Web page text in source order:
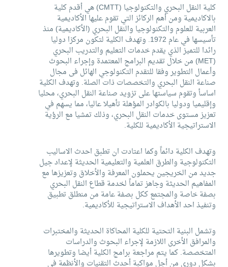
كلية النقل البحري والتكنولوجيا (CMTT) هي أقدم كلية
بالاكاديمية ومن أهم الركائز التي تقوم عليها الأكاديمية
العربية للعلوم والتكنولوجيا والنقل البحري (الأكاديمية) منذ
تأسيسها في عام 1972. وتهدف الكلية لتكون مركزا دوليا
رائدا للتميز الذي يقدم خدمات التعليم والتدريب البحري
(MET) من خلال تقديم البرامج المعتمدة وإجراء البحوث
وأعمال التطوير وفقا للتقدم التكنولوجي الهائل فى مجال
صناعة النقل البحري والتخصصات ذات الصلة. وتهدف الكلية
اساسأ وتقوم سياستها على تزويد صناعة النقل البحري، محليا
وإقليميا ودوليا بالكوادر المؤهلة تأهيلا عاليا، مما يسهم في
تعزيز مستوى خدمات النقل البحري، وذلك تمشيا مع الرؤية
الاستراتيجية الأكاديمية للكلية.
وتهدف الكلية دائماً وكما اعتادت ان تطبق احدث الاساليب
التكنولوجية والطرق العلمية والتعليمية الحديثة لإعداد جيل
جديد من الخريجين يحملون المعرفة والأخلاق وتعزيزها مع
المفاهيم الحديثة وجاهز تماماً لخدمة قطاع النقل البحري
بصفة خاصة والمجتمع ككل بصفة عامة من منطلق تطبيق
وتنفيذ احد الأهداف الاستراتيجية للأكاديمية.
وتشمل البنية التحتية للكلية المحاكاة الحديثة والمختبرات
والمرافق الأخرى اللازمة لإجراء البحوث والدراسات
المتخصصة. كما يتم مراجعة برامج الكلية أيضا وتطويرها
بشكل دوري من أجل مواكبة أحدث التقنيات والأنظمة في